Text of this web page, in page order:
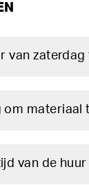
van
om materiaal
van de